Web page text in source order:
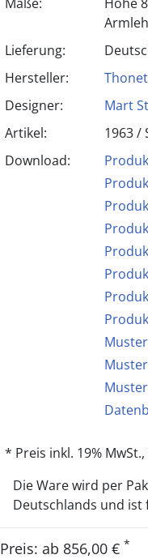
Lieferung:
Hersteller:
Thonet
Designer:
Mart
Artikel:
1963 /
Download:
* Preis inkl. 19%
Die Ware wird per
Deutschlands und ist
Preis: ab 856,00 € *